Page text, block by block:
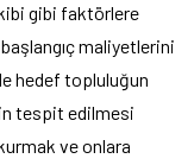
gibi faktörlere
maliyetlerini
hedef topluluğun
tespit edilmesi
ve onlara